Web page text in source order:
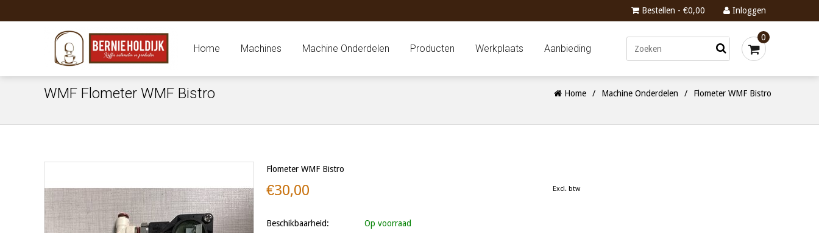
Bestellen - €0,00 Inloggen
Home Machines Machine Onderdelen Producten Werkplaats Aanbieding
0
WMF Flometer WMF Bistro Home / Machine Onderdelen / Flometer WMF Bistro
Flometer WMF Bistro
€30,00 Excl. btw
Beschikbaarheid:
Op voorraad